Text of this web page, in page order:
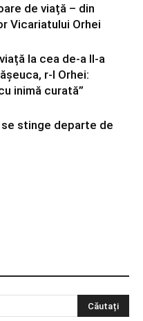
de viață – din
Vicariatului Orhei
la cea de-a II-a
r-l Orhei:
inimă curată”
stinge departe de